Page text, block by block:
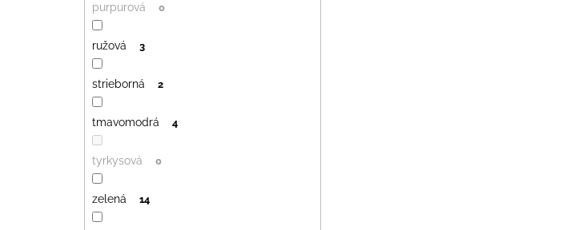
purpurová 0
ružová 3
strieborná 2
tmavomodrá 4
tyrkysová 0
zelená 14